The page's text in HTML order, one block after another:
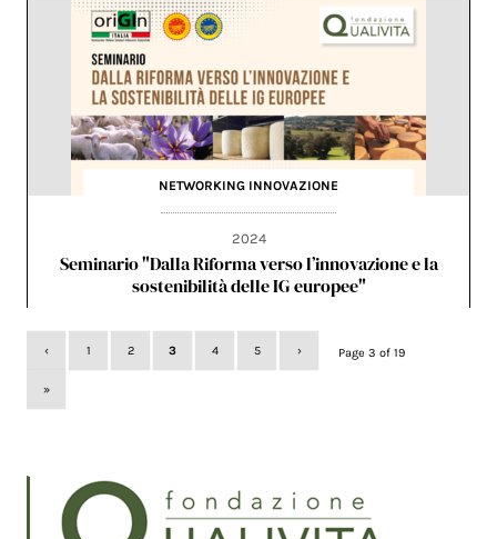
NETWORKING INNOVAZIONE
2024
Seminario "Dalla Riforma verso l’innovazione e la
sostenibilità delle IG europee"
Page 3 of 19
‹ 1 2 3 4 5 ›
»